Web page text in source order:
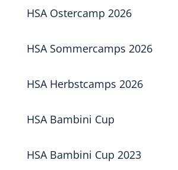
HSA Ostercamp 2026
HSA Sommercamps 2026
HSA Herbstcamps 2026
HSA Bambini Cup
HSA Bambini Cup 2023